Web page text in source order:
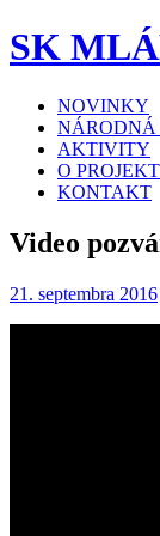
SK
NOVINKY
NÁRODNÁ
AKTIVITY
O
KONTAKT
Video
21. septembra 2016